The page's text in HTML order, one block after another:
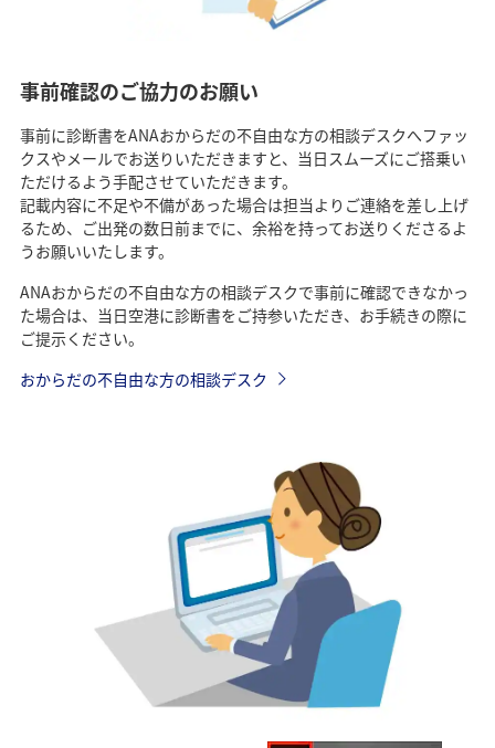
事前確認のご協力のお願い
事前に診断書をANAおからだの不自由な方の相談デスクへファッ
クスやメールでお送りいただきますと、当日スムーズにご搭乗い
ただけるよう手配させていただきます。
記載内容に不足や不備があった場合は担当よりご連絡を差し上げ
るため、ご出発の数日前までに、余裕を持ってお送りくださるよ
うお願いいたします。
ANAおからだの不自由な方の相談デスクで事前に確認できなかっ
た場合は、当日空港に診断書をご持参いただき、お手続きの際に
ご提示ください。
おからだの不自由な方の相談デスク